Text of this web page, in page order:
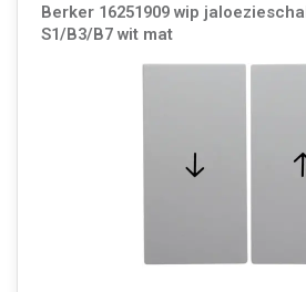
Berker 16251909 wip
S1/B3/B7 wit mat